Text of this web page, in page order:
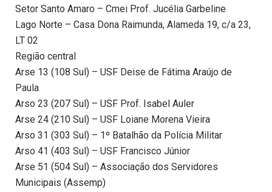
Setor Santo Amaro – Cmei Prof. Jucélia Garbeline
Lago Norte – Casa Dona Raimunda, Alameda 19, c/a 23,
LT 02
Região central
Arse 13 (108 Sul) – USF Deise de Fátima Araújo de
Paula
Arso 23 (207 Sul) – USF Prof. Isabel Auler
Arse 24 (210 Sul) – USF Loiane Morena Vieira
Arso 31 (303 Sul) – 1º Batalhão da Polícia Militar
Arso 41 (403 Sul) – USF Francisco Júnior
Arse 51 (504 Sul) – Associação dos Servidores
Municipais (Assemp)